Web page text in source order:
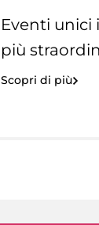
Eventi unici
più
Scopri di più